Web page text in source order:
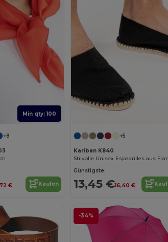
Min qty: 100
+8
€ Kaufen
+5
Kariban K840
Günstigste:
13,45 €16,40 €
-34%